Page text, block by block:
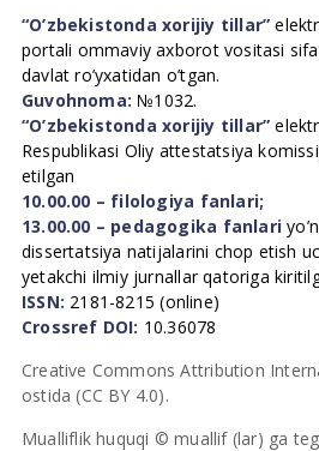
“O’zbekistonda xorijiy tillar”
portali ommaviy axborot vositasi
davlat ro’yxatidan o’tgan.
Guvohnoma: №1032.
“O’zbekistonda xorijiy tillar”
Respublikasi Oliy attestatsiya
etilgan
10.00.00 – filologiya fanlari;
13.00.00 – pedagogika fanlari
dissertatsiya natijalarini chop etish
yetakchi ilmiy jurnallar qatoriga
ISSN: 2181-8215 (online)
Crossref DOI: 10.36078
Creative Commons Attribution
ostida (CC BY 4.0).
Mualliflik huquqi © muallif (lar) ga